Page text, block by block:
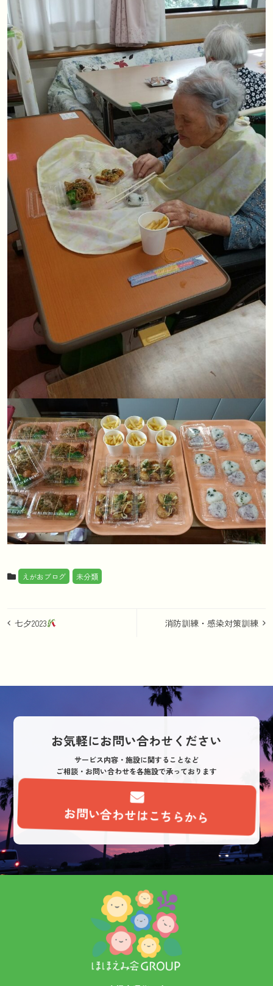
えがおブログ 未分類
投
ー
ン
消防訓練・感染対策訓練
七夕2023
お気軽にお問い合わせください
サービス内容・施設に関することなど
ご相談・お問い合わせを各施設で承っております
お問い合わせはこちらから